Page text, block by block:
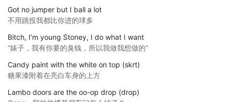
Got no jumper but I ball a lot
不用跳投我都比你进的球多
Bitch, I'm young Stoney, I do what I want
“婊子，我有你要的臭钱，所以我做我想做的”
Candy paint with the white on top (skrt)
糖果漆附着在亮白车身的上方
Lambo doors are the oo-op drop (drop)